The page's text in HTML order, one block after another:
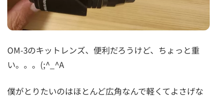
OM-3のキットレンズ、便利だろうけど、ちょっと重
い。。。(;^_^A
僕がとりたいのはほとんど広角なんで軽くてよさげな